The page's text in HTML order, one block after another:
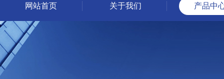
网站首页 关于我们 产品中